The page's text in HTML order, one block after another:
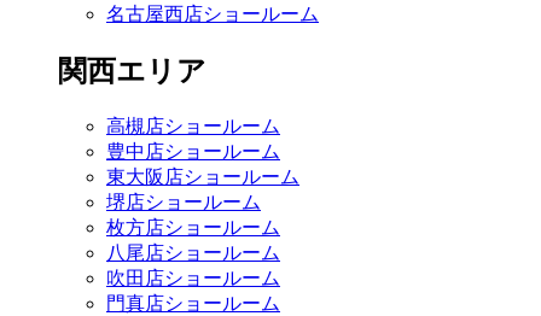
名古屋西店ショールーム
関西エリア
高槻店ショールーム
豊中店ショールーム
東大阪店ショールーム
堺店ショールーム
枚方店ショールーム
八尾店ショールーム
吹田店ショールーム
門真店ショールーム